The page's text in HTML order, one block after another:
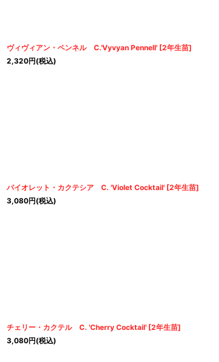
ヴィヴィアン・ペンネル C.'Vyvyan Pennell' [2年生苗]
2,320円(税込)
バイオレット・カクテシア C. 'Violet Cocktail' [2年生苗]
3,080円(税込)
チェリー・カクテル C. 'Cherry Cocktail' [2年生苗]
3,080円(税込)